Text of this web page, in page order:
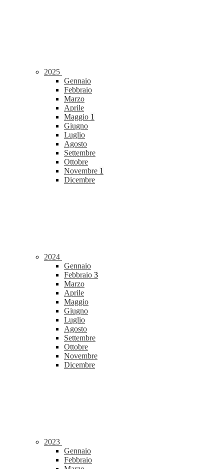
2025
Gennaio
Febbraio
Marzo
Aprile
Maggio 1
Giugno
Luglio
Agosto
Settembre
Ottobre
Novembre 1
Dicembre
2024
Gennaio
Febbraio 3
Marzo
Aprile
Maggio
Giugno
Luglio
Agosto
Settembre
Ottobre
Novembre
Dicembre
2023
Gennaio
Febbraio